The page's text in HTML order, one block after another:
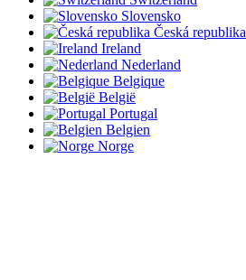
Slovensko
Česká republika
Ireland
Nederland
Belgique
België
Portugal
Belgien
Norge